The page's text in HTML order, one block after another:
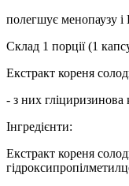
полегшує менопаузу
Склад 1 порції (1
Екстракт кореня
- з них
Інгредієнти:
Екстракт кореня